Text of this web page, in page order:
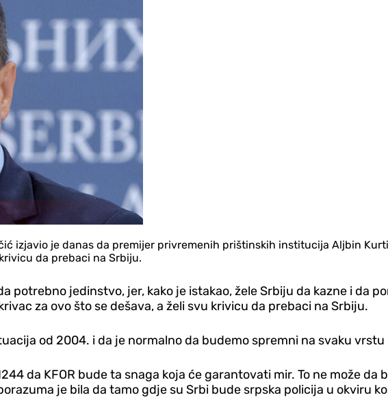
izjavio je danas da premijer privremenih prištinskih institucija Aljbin
da prebaci na Srbiju.
potrebno jedinstvo, jer, kako je istakao, žele Srbiju da kazne i da
za ovo što se dešava, a želi svu krivicu da prebaci na Srbiju.
od 2004. i da je normalno da budemo spremni na svaku
da KFOR bude ta snaga koja će garantovati mir. To ne može da
je bila da tamo gdje su Srbi bude srpska policija u okviru